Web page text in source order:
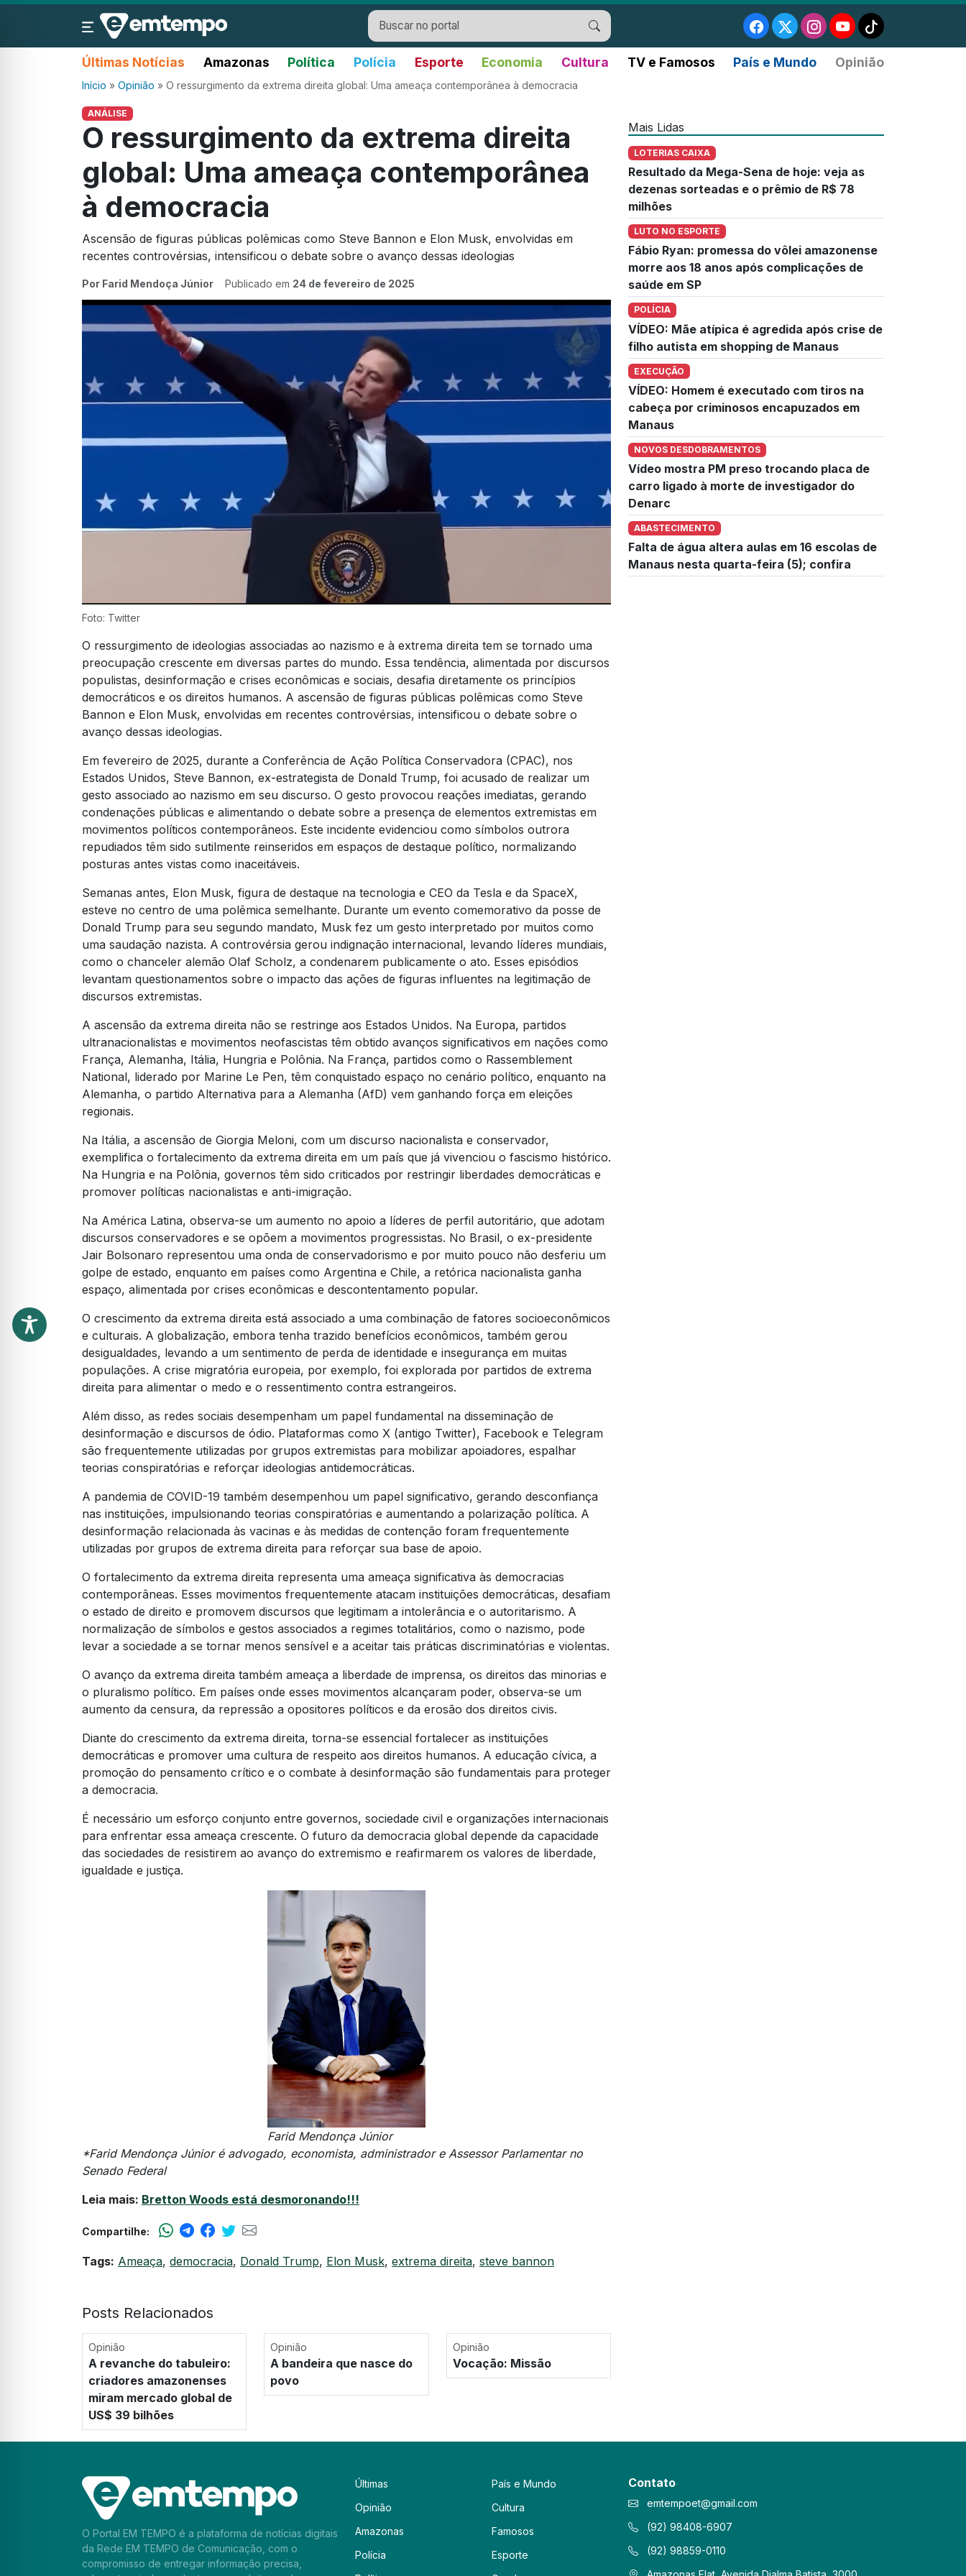
Últimas Notícias Amazonas Política Polícia Esporte Economia Cultura TV e Famosos País e Mundo Opinião
Início » Opinião » O ressurgimento da extrema direita global: Uma ameaça contemporânea à democracia
ANÁLISE
O ressurgimento da extrema direita
global: Uma ameaça contemporânea
à democracia
Ascensão de figuras públicas polêmicas como Steve Bannon e Elon Musk, envolvidas em
recentes controvérsias, intensificou o debate sobre o avanço dessas ideologias
Por Farid Mendoça Júnior Publicado em 24 de fevereiro de 2025
Foto: Twitter
O ressurgimento de ideologias associadas ao nazismo e à extrema direita tem se tornado uma
preocupação crescente em diversas partes do mundo. Essa tendência, alimentada por discursos
populistas, desinformação e crises econômicas e sociais, desafia diretamente os princípios
democráticos e os direitos humanos. A ascensão de figuras públicas polêmicas como Steve
Bannon e Elon Musk, envolvidas em recentes controvérsias, intensificou o debate sobre o
avanço dessas ideologias.
Em fevereiro de 2025, durante a Conferência de Ação Política Conservadora (CPAC), nos
Estados Unidos, Steve Bannon, ex-estrategista de Donald Trump, foi acusado de realizar um
gesto associado ao nazismo em seu discurso. O gesto provocou reações imediatas, gerando
condenações públicas e alimentando o debate sobre a presença de elementos extremistas em
movimentos políticos contemporâneos. Este incidente evidenciou como símbolos outrora
repudiados têm sido sutilmente reinseridos em espaços de destaque político, normalizando
posturas antes vistas como inaceitáveis.
Semanas antes, Elon Musk, figura de destaque na tecnologia e CEO da Tesla e da SpaceX,
esteve no centro de uma polêmica semelhante. Durante um evento comemorativo da posse de
Donald Trump para seu segundo mandato, Musk fez um gesto interpretado por muitos como
uma saudação nazista. A controvérsia gerou indignação internacional, levando líderes mundiais,
como o chanceler alemão Olaf Scholz, a condenarem publicamente o ato. Esses episódios
levantam questionamentos sobre o impacto das ações de figuras influentes na legitimação de
discursos extremistas.
A ascensão da extrema direita não se restringe aos Estados Unidos. Na Europa, partidos
ultranacionalistas e movimentos neofascistas têm obtido avanços significativos em nações como
França, Alemanha, Itália, Hungria e Polônia. Na França, partidos como o Rassemblement
National, liderado por Marine Le Pen, têm conquistado espaço no cenário político, enquanto na
Alemanha, o partido Alternativa para a Alemanha (AfD) vem ganhando força em eleições
regionais.
Na Itália, a ascensão de Giorgia Meloni, com um discurso nacionalista e conservador,
exemplifica o fortalecimento da extrema direita em um país que já vivenciou o fascismo histórico.
Na Hungria e na Polônia, governos têm sido criticados por restringir liberdades democráticas e
promover políticas nacionalistas e anti-imigração.
Na América Latina, observa-se um aumento no apoio a líderes de perfil autoritário, que adotam
discursos conservadores e se opõem a movimentos progressistas. No Brasil, o ex-presidente
Jair Bolsonaro representou uma onda de conservadorismo e por muito pouco não desferiu um
golpe de estado, enquanto em países como Argentina e Chile, a retórica nacionalista ganha
espaço, alimentada por crises econômicas e descontentamento popular.
O crescimento da extrema direita está associado a uma combinação de fatores socioeconômicos
e culturais. A globalização, embora tenha trazido benefícios econômicos, também gerou
desigualdades, levando a um sentimento de perda de identidade e insegurança em muitas
populações. A crise migratória europeia, por exemplo, foi explorada por partidos de extrema
direita para alimentar o medo e o ressentimento contra estrangeiros.
Além disso, as redes sociais desempenham um papel fundamental na disseminação de
desinformação e discursos de ódio. Plataformas como X (antigo Twitter), Facebook e Telegram
são frequentemente utilizadas por grupos extremistas para mobilizar apoiadores, espalhar
teorias conspiratórias e reforçar ideologias antidemocráticas.
A pandemia de COVID-19 também desempenhou um papel significativo, gerando desconfiança
nas instituições, impulsionando teorias conspiratórias e aumentando a polarização política. A
desinformação relacionada às vacinas e às medidas de contenção foram frequentemente
utilizadas por grupos de extrema direita para reforçar sua base de apoio.
O fortalecimento da extrema direita representa uma ameaça significativa às democracias
contemporâneas. Esses movimentos frequentemente atacam instituições democráticas, desafiam
o estado de direito e promovem discursos que legitimam a intolerância e o autoritarismo. A
normalização de símbolos e gestos associados a regimes totalitários, como o nazismo, pode
levar a sociedade a se tornar menos sensível e a aceitar tais práticas discriminatórias e violentas.
O avanço da extrema direita também ameaça a liberdade de imprensa, os direitos das minorias e
o pluralismo político. Em países onde esses movimentos alcançaram poder, observa-se um
aumento da censura, da repressão a opositores políticos e da erosão dos direitos civis.
Diante do crescimento da extrema direita, torna-se essencial fortalecer as instituições
democráticas e promover uma cultura de respeito aos direitos humanos. A educação cívica, a
promoção do pensamento crítico e o combate à desinformação são fundamentais para proteger
a democracia.
É necessário um esforço conjunto entre governos, sociedade civil e organizações internacionais
para enfrentar essa ameaça crescente. O futuro da democracia global depende da capacidade
das sociedades de resistirem ao avanço do extremismo e reafirmarem os valores de liberdade,
igualdade e justiça.
Farid Mendonça Júnior
*Farid Mendonça Júnior é advogado, economista, administrador e Assessor Parlamentar no
Senado Federal
Leia mais: Bretton Woods está desmoronando!!!
Compartilhe:
Tags: Ameaça, democracia, Donald Trump, Elon Musk, extrema direita, steve bannon
Posts Relacionados
Opinião
A revanche do tabuleiro:
criadores amazonenses
miram mercado global de
US$ 39 bilhões
Opinião
A bandeira que nasce do
povo
Opinião
Vocação: Missão
Mais Lidas
LOTERIAS CAIXA
Resultado da Mega-Sena de hoje: veja as
dezenas sorteadas e o prêmio de R$ 78
milhões
LUTO NO ESPORTE
Fábio Ryan: promessa do vôlei amazonense
morre aos 18 anos após complicações de
saúde em SP
POLÍCIA
VÍDEO: Mãe atípica é agredida após crise de
filho autista em shopping de Manaus
EXECUÇÃO
VÍDEO: Homem é executado com tiros na
cabeça por criminosos encapuzados em
Manaus
NOVOS DESDOBRAMENTOS
Vídeo mostra PM preso trocando placa de
carro ligado à morte de investigador do
Denarc
ABASTECIMENTO
Falta de água altera aulas em 16 escolas de
Manaus nesta quarta-feira (5); confira
O Portal EM TEMPO é a plataforma de notícias digitais
da Rede EM TEMPO de Comunicação, com o
compromisso de entregar informação precisa,
Últimas
Opinião
Amazonas
Polícia
País e Mundo
Cultura
Famosos
Esporte
Contato
emtempoet@gmail.com
(92) 98408-6907
(92) 98859-0110